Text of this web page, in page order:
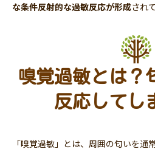
な条件反射的な過敏反応が形成され
嗅覚過敏とは？
反応してし
「嗅覚過敏」とは、周囲の匂いを